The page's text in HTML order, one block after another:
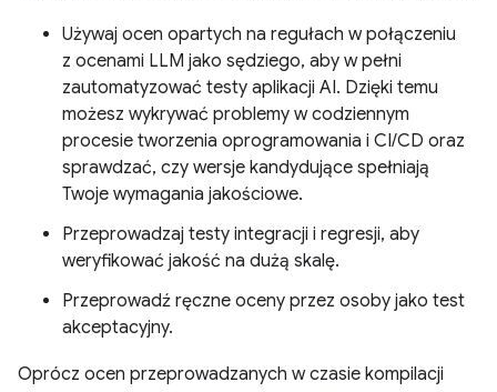
Używaj ocen opartych na regułach w połączeniu
z ocenami LLM jako sędziego, aby w pełni
zautomatyzować testy aplikacji AI. Dzięki temu
możesz wykrywać problemy w codziennym
procesie tworzenia oprogramowania i CI/CD oraz
sprawdzać, czy wersje kandydujące spełniają
Twoje wymagania jakościowe.
Przeprowadzaj testy integracji i regresji, aby
weryfikować jakość na dużą skalę.
Przeprowadź ręczne oceny przez osoby jako test
akceptacyjny.
Oprócz ocen przeprowadzanych w czasie kompilacji